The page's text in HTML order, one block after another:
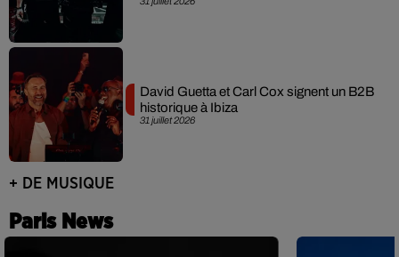
31 juillet 2026
David Guetta et Carl Cox signent un B2B
historique à Ibiza
+ DE MUSIQUE
Paris News